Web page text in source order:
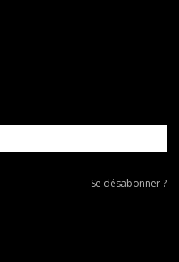
Se
Se désabonner ?